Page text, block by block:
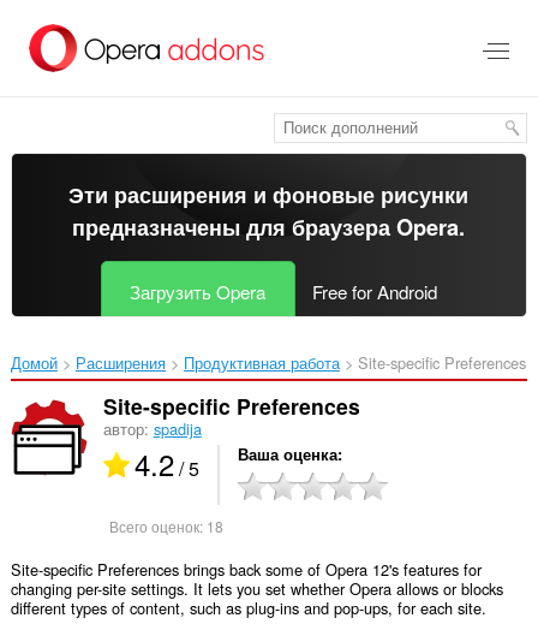
перейти
Эти расширения и фоновые рисунки
предназначены длябраузера Opera.
Загрузить Opera Free for Android
Домой Расширения Продуктивная работа Site-specific Preferences‎
Site-specific Preferences
автор: spadija
4.2/ 5 Ваша оценка
Всего оценок: 18
Site-specific Preferences brings back some of Opera 12's features for
changing per-site settings. It lets you set whether Opera allows or blocks
different types of content, such as plug-ins and pop-ups, for each site.